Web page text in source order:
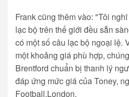
Frank cũng thêm vào: "Tôi
lạc bộ trên thế giới đều sẵn
có một số câu lạc bộ ngoại lệ.
một khoảng giá phù hợp,
Brentford chuẩn bị thanh lý
đáp ứng mức giá của Toney,
Football.London.